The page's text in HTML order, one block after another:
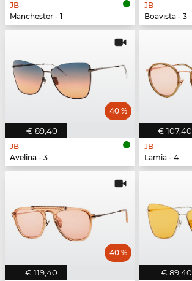
JB
Manchester - 1
JB
Boavista - 3
€ 89,40
40 %
JB
Avelina - 3
€ 107,40
JB
Lamia - 4
€ 119,40
40 %
€ 89,40